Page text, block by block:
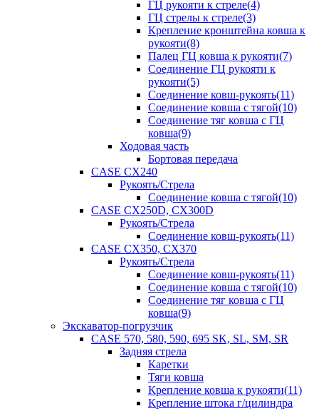
ГЦ рукояти к стреле(4)
ГЦ стрелы к стреле(3)
Крепление кронштейна ковша к
рукояти(8)
Палец ГЦ ковша к рукояти(7)
Соединение ГЦ рукояти к
рукояти(5)
Соединение ковш-рукоять(11)
Соединение ковша с тягой(10)
Соединение тяг ковша с ГЦ
ковша(9)
Ходовая часть
Бортовая передача
CASE CX240
Рукоять/Стрела
Соединение ковша с тягой(10)
CASE CX250D, CX300D
Рукоять/Стрела
Соединение ковш-рукоять(11)
CASE CX350, CX370
Рукоять/Стрела
Соединение ковш-рукоять(11)
Соединение ковша с тягой(10)
Соединение тяг ковша с ГЦ
ковша(9)
Экскаватор-погрузчик
CASE 570, 580, 590, 695 SK, SL, SM, SR
Задняя стрела
Каретки
Тяги ковша
Крепление ковша к рукояти(11)
Крепление штока г/цилиндра